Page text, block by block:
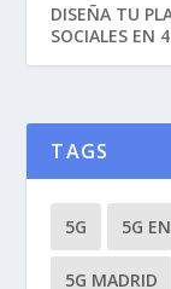
DISEÑA TU
SOCIALES EN
TAGS
5G 5G
5G MADRID